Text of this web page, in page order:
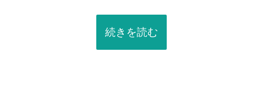
続きを読む